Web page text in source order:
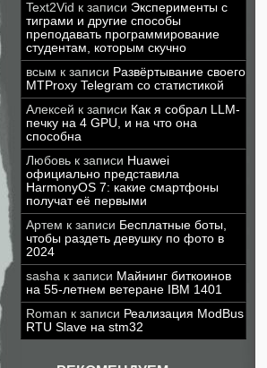
Text2Vid к записи Эксперименты с
тиграми и другие способы
преподавать программирование
студентам, которым скучно
всым к записи Развёртывание своего
MTProxy Telegram со статистикой
Алексей к записи Как я собрал LLM-
печку на 4 GPU, и на что она
способна
Любовь к записи Huawei
официально представила
HarmonyOS 7: какие смартфоны
получат её первыми
Артем к записи Бесплатные боты,
чтобы раздеть девушку по фото в
2024
sasha к записи Майнинг биткоинов
на 55-летнем ветеране IBM 1401
Roman к записи Реализация ModBus
RTU Slave на stm32